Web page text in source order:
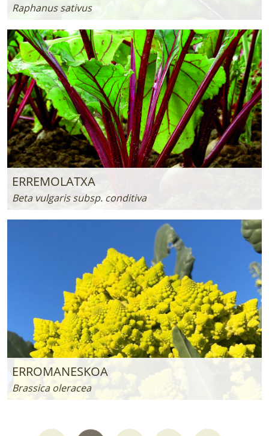
Raphanus sativus
ERREMOLATXA
Beta vulgaris subsp. conditiva
ERROMANESKOA
Brassica oleracea